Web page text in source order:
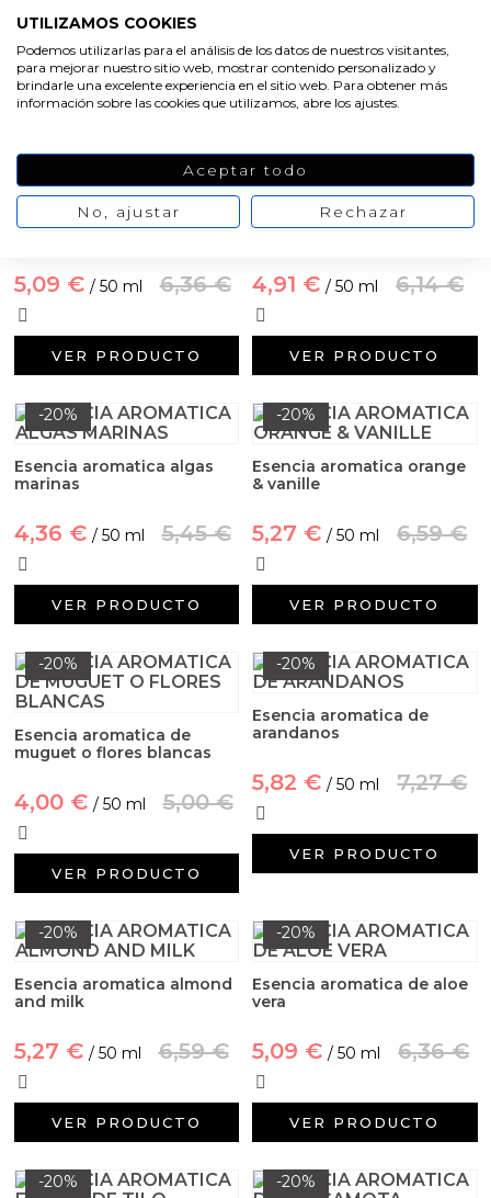
5,45 € / 50 ml 6,82 €
VER PRODUCTO
VER PRODUCTO
Esencia de tabaco y melón
5,09 € / 50 ml 6,36 €
VER PRODUCTO
-20%
Esencia aromática fresas
con nata
4,91 € / 50 ml 6,14 €
VER PRODUCTO
-20%
Esencia aromatica algas
marinas
4,36 € / 50 ml 5,45 €
VER PRODUCTO
-20%
Esencia aromatica orange
& vanille
5,27 € / 50 ml 6,59 €
VER PRODUCTO
-20%
Esencia aromatica de
muguet o flores blancas
4,00 € / 50 ml 5,00 €
VER PRODUCTO
-20%
Esencia aromatica de
arandanos
5,82 € / 50 ml 7,27 €
VER PRODUCTO
-20%
Esencia aromatica almond
and milk
5,27 € / 50 ml 6,59 €
VER PRODUCTO
-20%
Esencia aromatica de aloe
vera
5,09 € / 50 ml 6,36 €
VER PRODUCTO
-20% -20%
UTILIZAMOS COOKIES
Podemos utilizarlas para el análisis de los datos de nuestros visitantes,
para mejorar nuestro sitio web, mostrar contenido personalizado y
brindarle una excelente experiencia en el sitio web. Para obtener más
información sobre las cookies que utilizamos, abre los ajustes.
Aceptar todo
No, ajustar Rechazar